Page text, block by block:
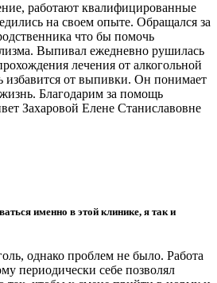
работают квалифицированные
на своем опыте. Обращался за
что бы помочь
Выпивал ежедневно рушилась
лечения от алкогольной
избавится от выпивки. Он понимает
Благодарим за помощь
Захаровой Елене Станиславовне
именно в этой клинике, я так и
однако проблем не было. Работа
периодически себе позволял